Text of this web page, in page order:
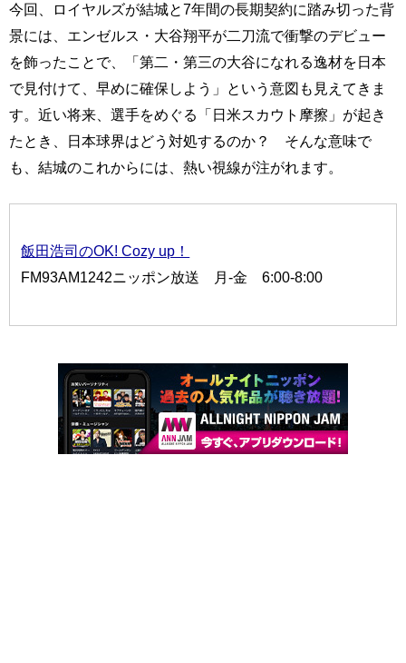
今回、ロイヤルズが結城と7年間の長期契約に踏み切った背
景には、エンゼルス・大谷翔平が二刀流で衝撃のデビュー
を飾ったことで、「第二・第三の大谷になれる逸材を日本
で見付けて、早めに確保しよう」という意図も見えてきま
す。近い将来、選手をめぐる「日米スカウト摩擦」が起き
たとき、日本球界はどう対処するのか？ そんな意味で
も、結城のこれからには、熱い視線が注がれます。
飯田浩司のOK! Cozy up！
FM93AM1242ニッポン放送 月-金 6:00-8:00